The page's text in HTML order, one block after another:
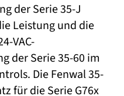
der Serie 35-J
Leistung und die
VAC-
der Serie 35-60 im
Die Fenwal 35-
für die Serie G76x